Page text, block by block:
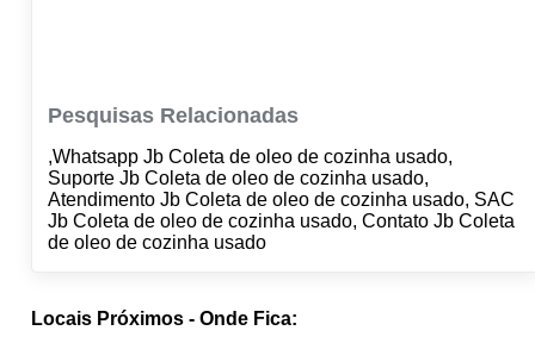
Pesquisas Relacionadas
,Whatsapp Jb Coleta de oleo de cozinha usado,
Suporte Jb Coleta de oleo de cozinha usado,
Atendimento Jb Coleta de oleo de cozinha usado, SAC
Jb Coleta de oleo de cozinha usado, Contato Jb Coleta
de oleo de cozinha usado
Locais Próximos - Onde Fica: